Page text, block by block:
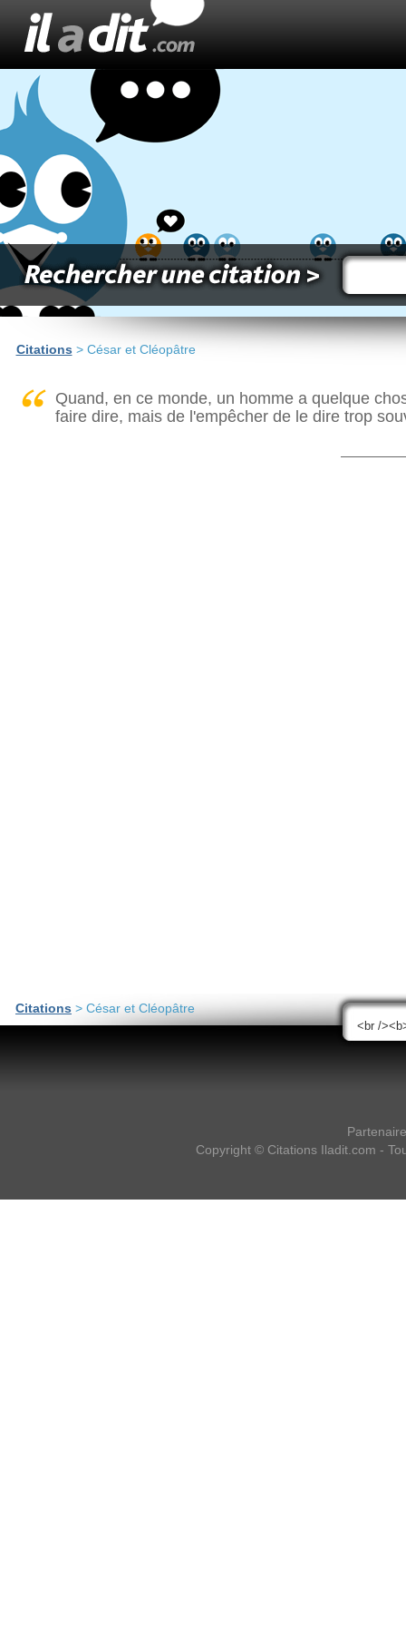
Citations > César et Cléopâtre
Quand, en ce monde, un homme a quelque
faire dire, mais de l'empêcher de le dire trop
Citations > César et Cléopâtre
Copyright © Citations Iladit.com -